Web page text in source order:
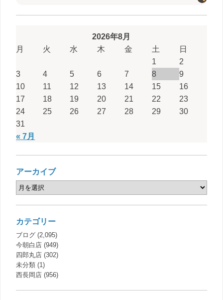
2026年8月
月
火 水 木 金 土 日
« 7月
1
2
3
4 5 6 7 8
9
10
11 12 13 14 15
16
17
18 19 20 21 22
23
24
25 26 27 28 29
30
31
アーカイブ
カテゴリー
ブログ (2,095)
今朝白店 (949)
四郎丸店 (302)
未分類 (1)
西長岡店 (956)